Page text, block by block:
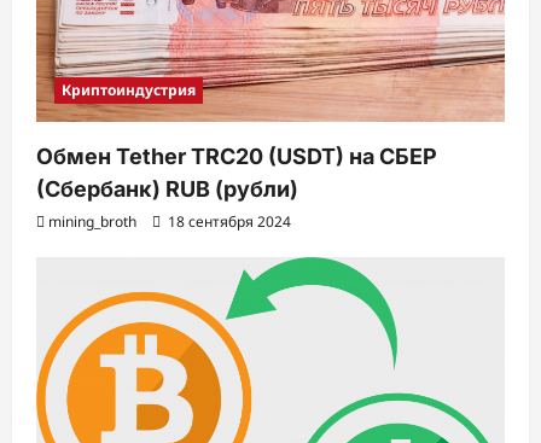
Криптоиндустрия
Обмен Tether TRC20 (USDT) на СБЕР
(Сбербанк) RUB (рубли)
mining_broth 18 сентября 2024